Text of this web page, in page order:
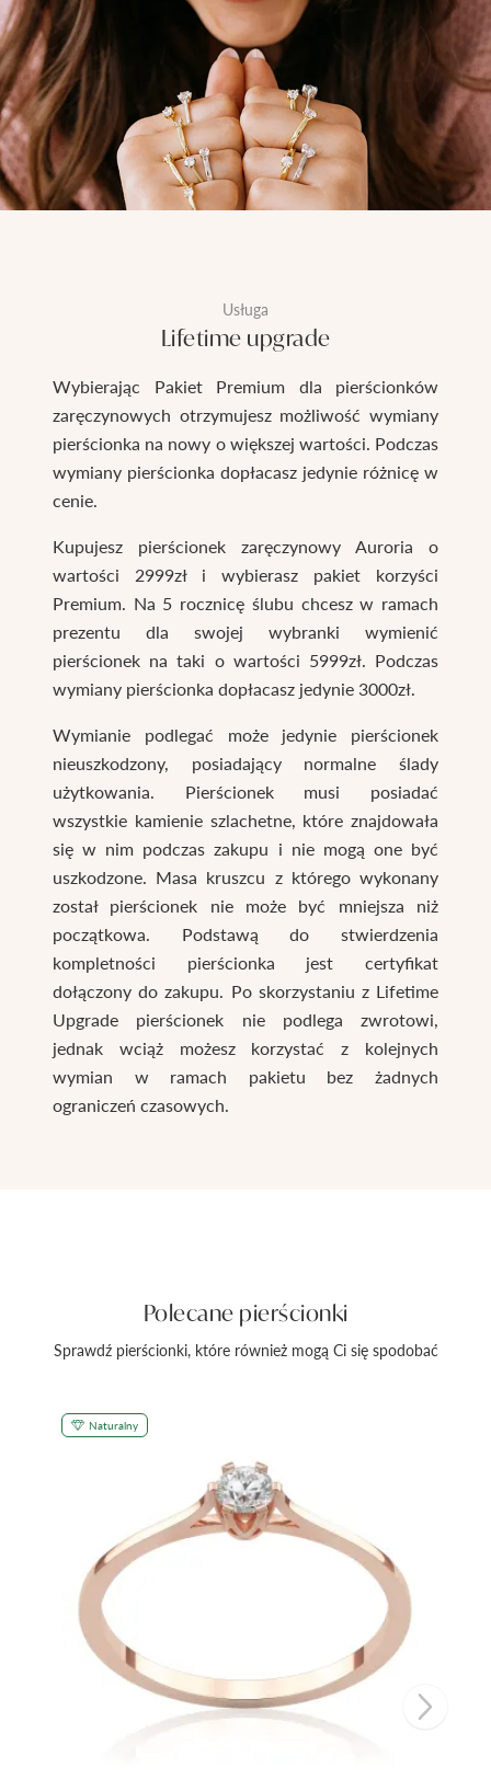
Usługa
Lifetime upgrade
Wybierając Pakiet Premium dla pierścionków
zaręczynowych otrzymujesz możliwość wymiany
pierścionka na nowy o większej wartości. Podczas
wymiany pierścionka dopłacasz jedynie różnicę w
cenie.
Kupujesz pierścionek zaręczynowy Auroria o
wartości 2999zł i wybierasz pakiet korzyści
Premium. Na 5 rocznicę ślubu chcesz w ramach
prezentu dla swojej wybranki wymienić
pierścionek na taki o wartości 5999zł. Podczas
wymiany pierścionka dopłacasz jedynie 3000zł.
Wymianie podlegać może jedynie pierścionek
nieuszkodzony, posiadający normalne ślady
użytkowania. Pierścionek musi posiadać
wszystkie kamienie szlachetne, które znajdowała
się w nim podczas zakupu i nie mogą one być
uszkodzone. Masa kruszcu z którego wykonany
został pierścionek nie może być mniejsza niż
początkowa. Podstawą do stwierdzenia
kompletności pierścionka jest certyfikat
dołączony do zakupu. Po skorzystaniu z Lifetime
Upgrade pierścionek nie podlega zwrotowi,
jednak wciąż możesz korzystać z kolejnych
wymian w ramach pakietu bez żadnych
ograniczeń czasowych.
Polecane pierścionki
Sprawdź pierścionki, które również mogą Ci się spodobać
Naturalny